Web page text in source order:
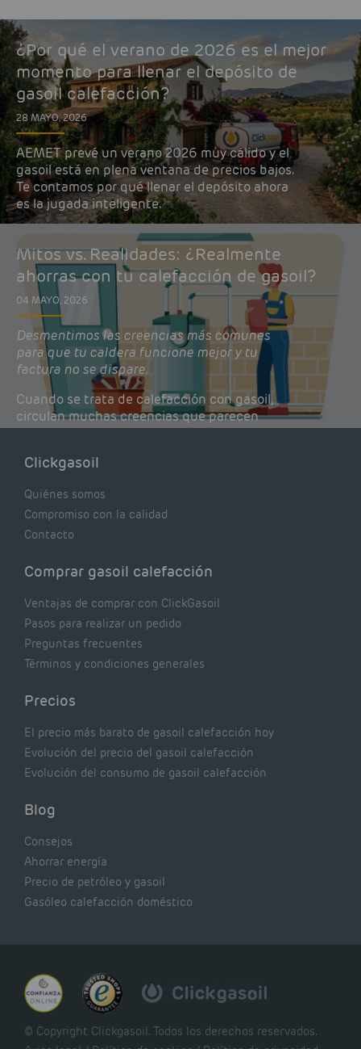
¿Por qué el verano de 2026 es el mejor
momento para llenar el depósito de
gasoil calefacción?
28 MAYO, 2026
AEMET prevé un verano 2026 muy cálido y el
gasoil está en plena ventana de precios bajos.
Te contamos por qué llenar el depósito ahora
es la jugada inteligente.
Mitos vs. Realidades: ¿Realmente
ahorras con tu calefacción de gasoil?
04 MAYO, 2026
Desmentimos las creencias más comunes
para que tu caldera funcione mejor y tu
factura no se dispare.
Cuando se trata de calefacción con gasoil,
circulan muchas creencias que parecen
lógicas pero que, en realidad, pueden estar
de tu caldera. Pocas se contrastan con lo que
Clickgasoil
Quiénes somos
Compromiso con la calidad
Contacto
Comprar gasoil calefacción
Ventajas de comprar con ClickGasoil
Pasos para realizar un pedido
Preguntas frecuentes
Términos y condiciones generales
Precios
El precio más barato de gasoil calefacción hoy
Evolución del precio del gasoil calefacción
Evolución del consumo de gasoil calefacción
Blog
Consejos
Ahorrar energía
Precio de petróleo y gasoil
Gasóleo calefacción doméstico
© Copyright Clickgasoil. Todos los derechos reservados.